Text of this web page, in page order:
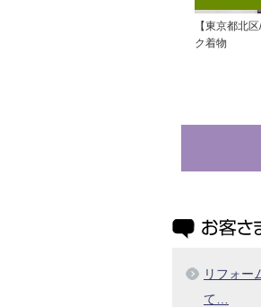
【東京都北
ク着物
リフォー
て…